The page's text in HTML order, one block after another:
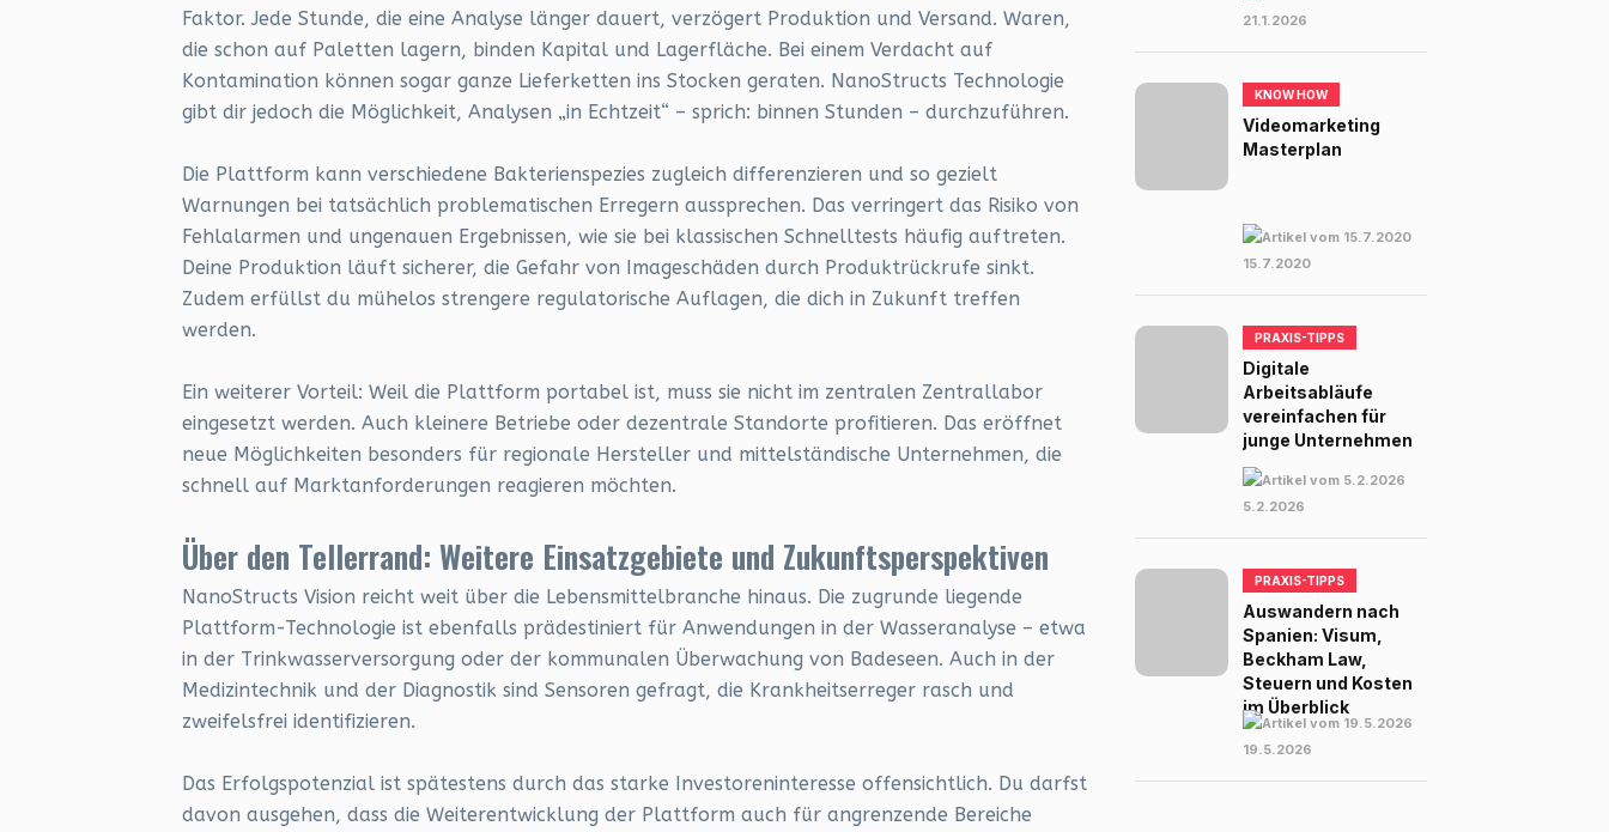
Faktor. Jede Stunde, die eine Analyse länger dauert, verzögert Produktion und Versand. Waren,
die schon auf Paletten lagern, binden Kapital und Lagerfläche. Bei einem Verdacht auf
Kontamination können sogar ganze Lieferketten ins Stocken geraten. NanoStructs Technologie
gibt dir jedoch die Möglichkeit, Analysen „in Echtzeit“ – sprich: binnen Stunden – durchzuführen.
Die Plattform kann verschiedene Bakterienspezies zugleich differenzieren und so gezielt
Warnungen bei tatsächlich problematischen Erregern aussprechen. Das verringert das Risiko von
Fehlalarmen und ungenauen Ergebnissen, wie sie bei klassischen Schnelltests häufig auftreten.
Deine Produktion läuft sicherer, die Gefahr von Imageschäden durch Produktrückrufe sinkt.
Zudem erfüllst du mühelos strengere regulatorische Auflagen, die dich in Zukunft treffen
werden.
Ein weiterer Vorteil: Weil die Plattform portabel ist, muss sie nicht im zentralen Zentrallabor
eingesetzt werden. Auch kleinere Betriebe oder dezentrale Standorte profitieren. Das eröffnet
neue Möglichkeiten besonders für regionale Hersteller und mittelständische Unternehmen, die
schnell auf Marktanforderungen reagieren möchten.
Über den Tellerrand: Weitere Einsatzgebiete und Zukunftsperspektiven
NanoStructs Vision reicht weit über die Lebensmittelbranche hinaus. Die zugrunde liegende
Plattform-Technologie ist ebenfalls prädestiniert für Anwendungen in der Wasseranalyse – etwa
in der Trinkwasserversorgung oder der kommunalen Überwachung von Badeseen. Auch in der
Medizintechnik und der Diagnostik sind Sensoren gefragt, die Krankheitserreger rasch und
zweifelsfrei identifizieren.
Das Erfolgspotenzial ist spätestens durch das starke Investoreninteresse offensichtlich. Du darfst
davon ausgehen, dass die Weiterentwicklung der Plattform auch für angrenzende Bereiche
21.1.2026
KNOW HOW
Videomarketing
Masterplan
15.7.2020
PRAXIS-TIPPS
Digitale
Arbeitsabläufe
vereinfachen für
junge Unternehmen
5.2.2026
PRAXIS-TIPPS
Auswandern nach
Spanien: Visum,
Beckham Law,
Steuern und Kosten
im Überblick
19.5.2026